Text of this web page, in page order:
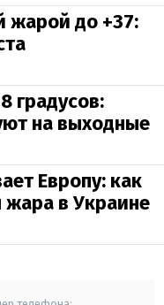
жарой до +37:
градусов:
на выходные
Европу: как
жара в Украине